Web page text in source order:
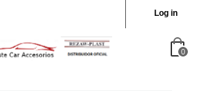
Log in
0